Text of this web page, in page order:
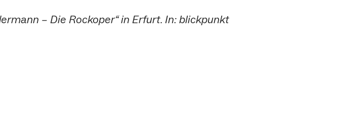
– Die Rockoper“ in Erfurt. In: blickpunkt